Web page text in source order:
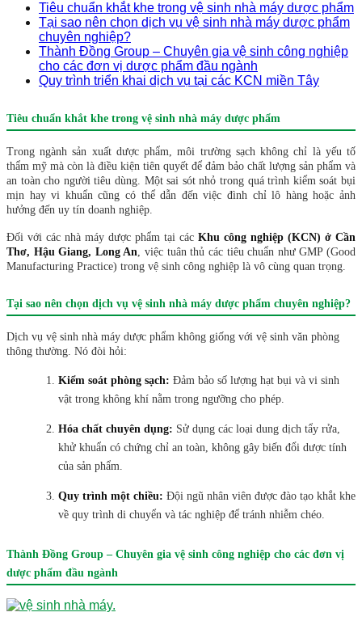
Tiêu chuẩn khắt khe trong vệ sinh nhà máy dược phẩm
Tại sao nên chọn dịch vụ vệ sinh nhà máy dược phẩm
chuyên nghiệp?
Thành Đồng Group – Chuyên gia vệ sinh công nghiệp
cho các đơn vị dược phẩm đầu ngành
Quy trình triển khai dịch vụ tại các KCN miền Tây
Tiêu chuẩn khắt khe trong vệ sinh nhà máy dược phẩm
Trong ngành sản xuất dược phẩm, môi trường sạch không chỉ là yếu tố
thẩm mỹ mà còn là điều kiện tiên quyết để đảm bảo chất lượng sản phẩm và
an toàn cho người tiêu dùng. Một sai sót nhỏ trong quá trình kiểm soát bụi
mịn hay vi khuẩn cũng có thể dẫn đến việc đình chỉ lô hàng hoặc ảnh
hưởng đến uy tín doanh nghiệp.
Đối với các nhà máy dược phẩm tại các Khu công nghiệp (KCN) ở Cần
Thơ, Hậu Giang, Long An, việc tuân thủ các tiêu chuẩn như GMP (Good
Manufacturing Practice) trong vệ sinh công nghiệp là vô cùng quan trọng.
Tại sao nên chọn dịch vụ vệ sinh nhà máy dược phẩm chuyên nghiệp?
Dịch vụ vệ sinh nhà máy dược phẩm không giống với vệ sinh văn phòng
thông thường. Nó đòi hỏi:
Kiểm soát phòng sạch: Đảm bảo số lượng hạt bụi và vi sinh
vật trong không khí nằm trong ngưỡng cho phép.
Hóa chất chuyên dụng: Sử dụng các loại dung dịch tẩy rửa,
khử khuẩn có chứng chỉ an toàn, không gây biến đổi dược tính
của sản phẩm.
Quy trình một chiều: Đội ngũ nhân viên được đào tạo khắt khe
về quy trình di chuyển và tác nghiệp để tránh nhiễm chéo.
Thành Đồng Group – Chuyên gia vệ sinh công nghiệp cho các đơn vị
dược phẩm đầu ngành